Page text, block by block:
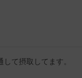
て摂取してます。